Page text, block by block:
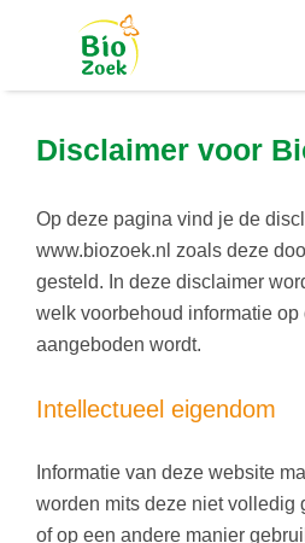
Disclaimer voor
Op deze pagina vind je de
www.biozoek.nl zoals deze
gesteld. In deze disclaimer
welk voorbehoud informatie op
aangeboden wordt.
Intellectueel eigendom
Informatie van deze website
worden mits deze niet volledig
of op een andere manier